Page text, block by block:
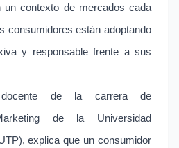
contexto de mercados cada
consumidores están adoptando
y responsable frente a sus
docente de la carrera de
de la Universidad
explica que un consumidor